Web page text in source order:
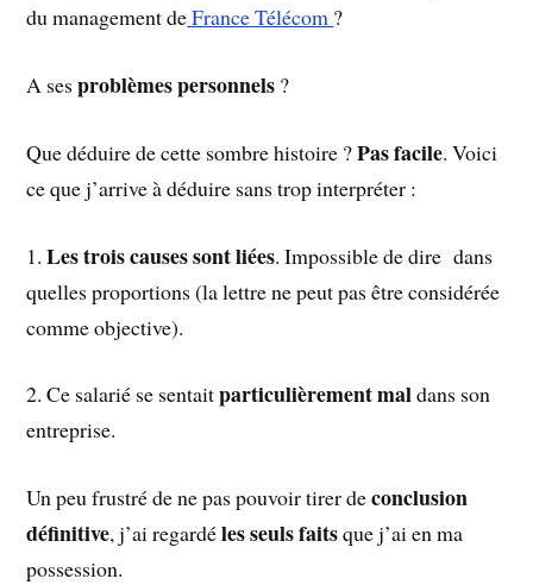
du management deFrance Télécom ?
A sesproblèmes personnels ?
Que déduire de cette sombre histoire ?Pas facile. Voici
ce que j’arrive à déduire sans trop interpréter :
1.Les trois causes sont liées. Impossible de dire dans
quelles proportions (la lettre ne peut pas être considérée
comme objective).
2. Ce salarié se sentaitparticulièrement maldans son
entreprise.
Un peu frustré de ne pas pouvoir tirer deconclusion
définitive, j’ai regardéles seuls faitsque j’ai en ma
possession.